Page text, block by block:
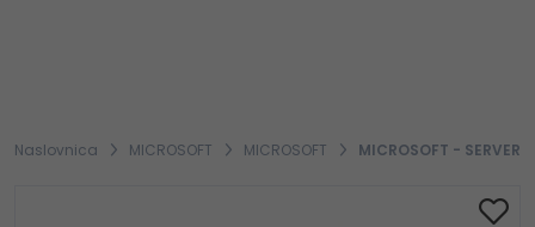
Naslovnica MICROSOFT MICROSOFT MICROSOFT - SERVER